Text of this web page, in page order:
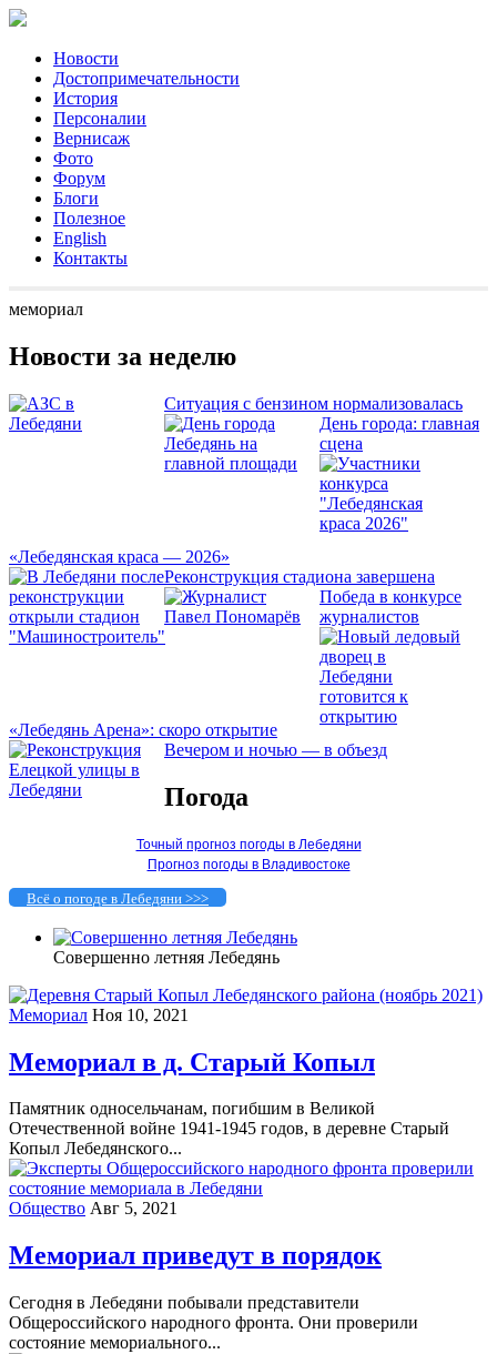
Новости
Достопримечательности
История
Персоналии
Вернисаж
Фото
Форум
Блоги
Полезное
English
Контакты
мемориал
Новости за неделю
Ситуация с бензином нормализовалась
День города: главная
сцена
«Лебедянская краса — 2026»
Реконструкция стадиона завершена
Победа в конкурсе
журналистов
«Лебедянь Арена»: скоро открытие
Вечером и ночью — в объезд
Погода
Точный прогноз погоды в Лебедяни
Прогноз погоды в Владивостоке
Всё о погоде в Лебедяни >>>
Совершенно летняя Лебедянь
Мемориал Ноя 10, 2021
Мемориал в д. Старый Копыл
Памятник односельчанам, погибшим в Великой
Отечественной войне 1941-1945 годов, в деревне Старый
Копыл Лебедянского...
Общество Авг 5, 2021
Мемориал приведут в порядок
Сегодня в Лебедяни побывали представители
Общероссийского народного фронта. Они проверили
состояние мемориального...